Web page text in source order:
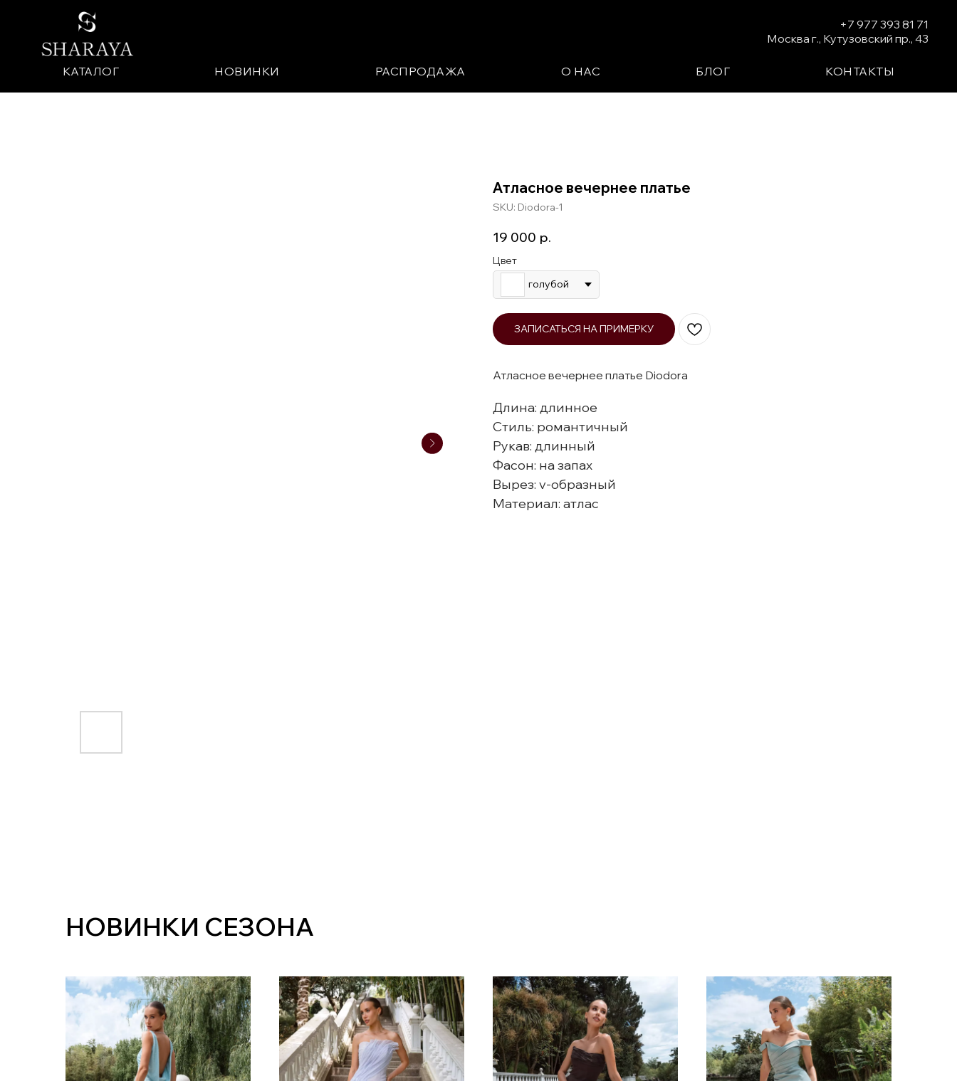
+7 977 393 81 71
Москва г., Кутузовский пр., 43
КАТАЛОГ НОВИНКИ РАСПРОДАЖА О НАС БЛОГ КОНТАКТЫ
Атласное вечернее платье
SKU: Diodora-1
19 000 р.
Цвет
голубой
ЗАПИСАТЬСЯ НА ПРИМЕРКУ
Атласное вечернее платье Diodora
Длина: длинное
Стиль: романтичный
Рукав: длинный
Фасон: на запах
Вырез: v-образный
Материал: атлас
НОВИНКИ СЕЗОНА